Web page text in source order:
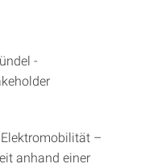
-
–
anhand einer